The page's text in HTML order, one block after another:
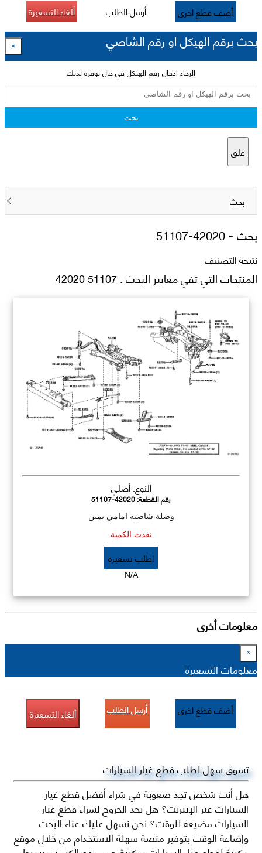
أضف قطع اخرى أرسل الطلب ألغاء التسعيرة
بحث برقم الهيكل او رقم الشاصي ×
الرجاء ادخال رقم الهيكل في حال توفره لديك
بحث
غلق
بحث
بحث -51107-42020
نتيجة التصنيف
المنتجات التي تفي معايير البحث : 51107 42020
النوع: أصلي
رقم القطعة:51107-42020
وصلة شاصيه امامي يمين
نفذت الكمية
اطلب تسعيرة
N/A
معلومات أخرى
×
معلومات التسعيرة
أضف قطع اخرى أرسل الطلب ألغاء التسعيرة
تسوق سهل لطلب قطع غيار السيارات
هل أنت شخص تجد صعوبة في شراء أفضل قطع غيار
السيارات عبر الإنترنت؟ هل تجد الخروج لشراء قطع غيار
السيارات مضيعة للوقت؟ نحن نسهل عليك عناء البحث
وإضاعة الوقت بتوفير منصة سهلة الاستخدام من خلال موقع